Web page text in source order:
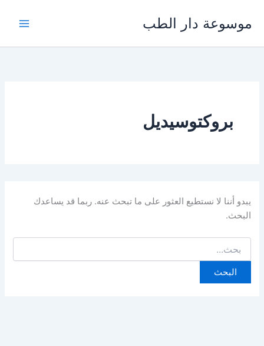
المحتوى
موسوعة دار الطب
بروكتوسيديل
يبدو أننا لا نستطيع العثور على ما تبحث عنه. ربما قد يساعدك
البحث.
عن: